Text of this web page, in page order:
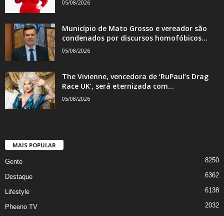
05/08/2026
Município de Mato Grosso e vereador são
condenados por discursos homofóbicos...
05/08/2026
The Vivienne, vencedora de ‘RuPaul’s Drag
Race UK’, será eternizada com...
05/08/2026
MAIS POPULAR
Gente 8250
Destaque 6362
Lifestyle 6138
Pheeno TV 2032